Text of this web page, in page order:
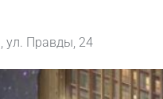
ул. Правды, 24